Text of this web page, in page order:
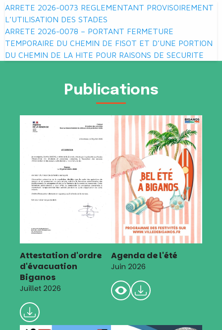
Navigation
de
l’article
ARRETE 2026-0073 REGLEMENTANT PROVISOIREMENT
L’UTILISATION DES STADES
ARRETE 2026-0078 – PORTANT FERMETURE
TEMPORAIRE DU CHEMIN DE FISOT ET D’UNE PORTION
DU CHEMIN DE LA HITE POUR RAISONS DE SECURITE
Publications
Attestation d'ordre
d'évacuation
Biganos
Juillet 2026
Agenda de l'été
Juin 2026